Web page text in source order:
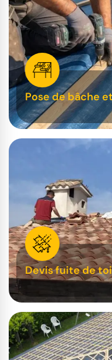
Pose de bâche
Devis fuite de